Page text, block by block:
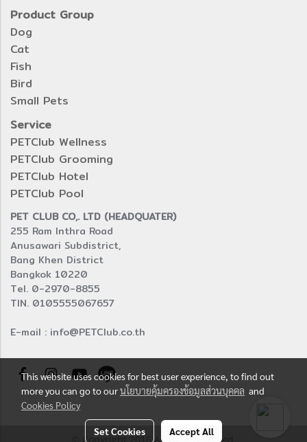
Product Group
Dog
Cat
Fish
Bird
Small Pets
Service
PETClub Wellness
PETClub Grooming
PETClub Hotel
PETClub Pool
PET CLUB CO,. LTD (HEADQUATER)
255 Ram Inthra Road
Anusawari Subdistrict,
Bang Khen District
Bangkok 10220
Tel. 0-2970-8855
TIN. 0105555067657
E-mail : info@PETClub.co.th
This website uses cookies for best user experience, to find out
more you can go to ourนโยบายคุ้มครองข้อมูลส่วนบุคคล and
Cookies Policy
Set Cookies Accept All